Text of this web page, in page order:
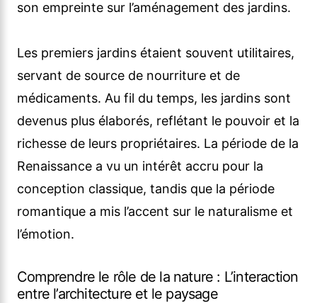
son empreinte sur l’aménagement des jardins.
Les premiers jardins étaient souvent utilitaires,
servant de source de nourriture et de
médicaments. Au fil du temps, les jardins sont
devenus plus élaborés, reflétant le pouvoir et la
richesse de leurs propriétaires. La période de la
Renaissance a vu un intérêt accru pour la
conception classique, tandis que la période
romantique a mis l’accent sur le naturalisme et
l’émotion.
Comprendre le rôle de la nature : L’interaction
entre l’architecture et le paysage